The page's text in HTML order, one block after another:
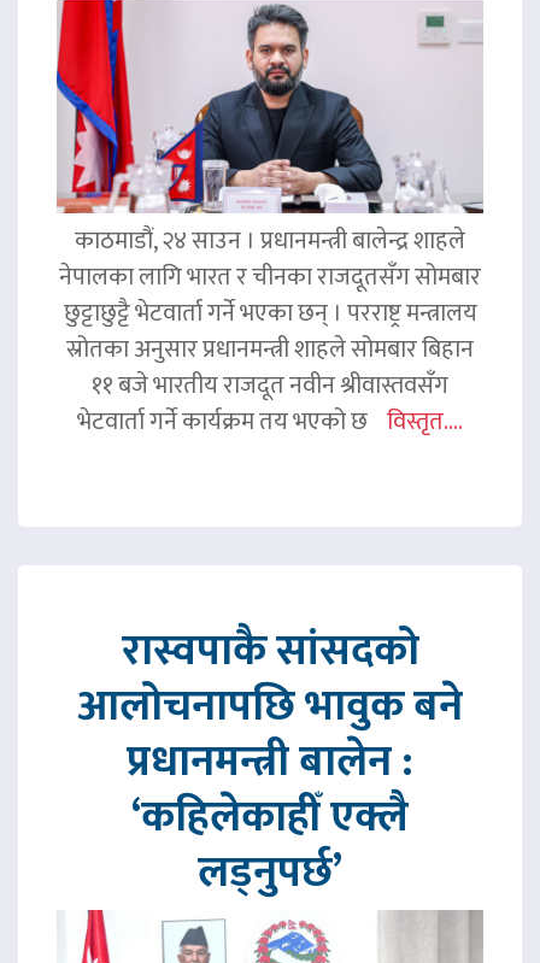
काठमाडौं, २४ साउन । प्रधानमन्त्री बालेन्द्र शाहले
नेपालका लागि भारत र चीनका राजदूतसँग सोमबार
छुट्टाछुट्टै भेटवार्ता गर्ने भएका छन् । परराष्ट्र मन्त्रालय
स्रोतका अनुसार प्रधानमन्त्री शाहले सोमबार बिहान
११ बजे भारतीय राजदूत नवीन श्रीवास्तवसँग
भेटवार्ता गर्ने कार्यक्रम तय भएको छ विस्तृत....
रास्वपाकै सांसदको
आलोचनापछि भावुक बने
प्रधानमन्त्री बालेन :
‘कहिलेकाहीँ एक्लै
लड्नुपर्छ’